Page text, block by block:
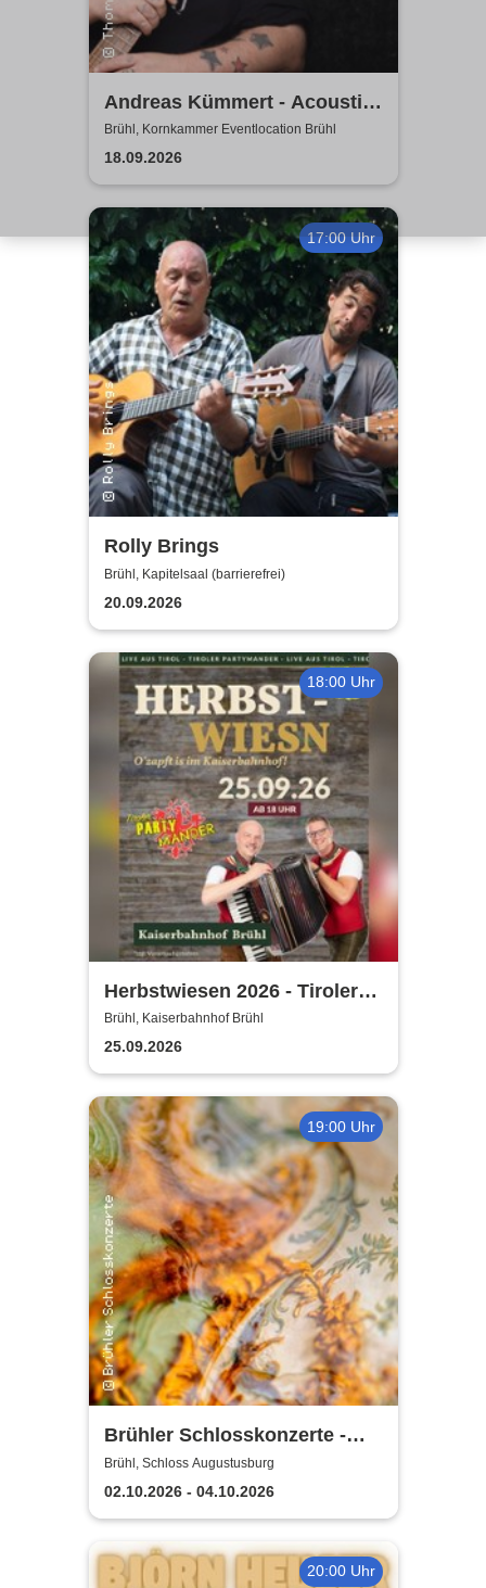
Andreas Kümmert - Acoustic
Duo
Brühl, Kornkammer Eventlocation Brühl
18.09.2026
17:00 Uhr
Rolly Brings
Brühl, Kapitelsaal (barrierefrei)
20.09.2026
18:00 Uhr
Herbstwiesen 2026 - Tiroler
Partymander live |
Kaiserbahnhof Brühl
Brühl, Kaiserbahnhof Brühl
25.09.2026
19:00 Uhr
Brühler Schlosskonzerte -
Haydn-Festival 2026
Brühl, Schloss Augustusburg
02.10.2026 - 04.10.2026
20:00 Uhr